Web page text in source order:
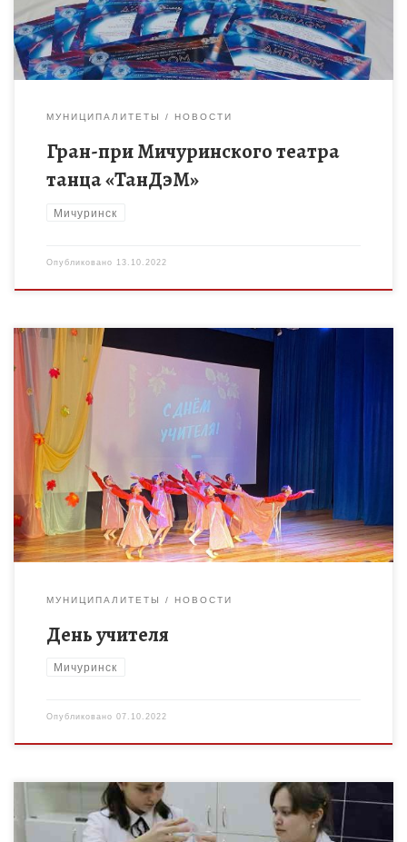
МУНИЦИПАЛИТЕТЫ НОВОСТИ
Гран-при Мичуринского театра
танца «ТанДэМ»
Мичуринск
Опубликовано 13.10.2022
5 октября 2022г. в Доме молодежи Центра детского
творчества города Мичуринска прошло торжественное
мероприятие, посвященное Международному Дню учителя.
Слова благодарности и поздравления принимали учителя
школ […]
МУНИЦИПАЛИТЕТЫ НОВОСТИ
День учителя
Мичуринск
Опубликовано 07.10.2022